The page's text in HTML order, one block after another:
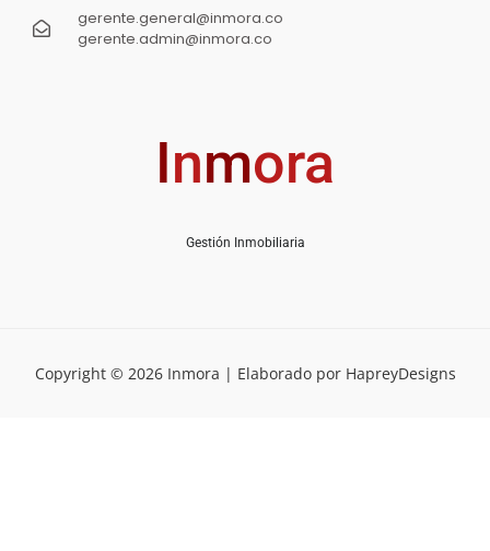
Inmora
Gestión Inmobiliaria
gerente.general@inmora.co
gerente.admin@inmora.co
Copyright © 2026 Inmora | Elaborado por HapreyDesigns